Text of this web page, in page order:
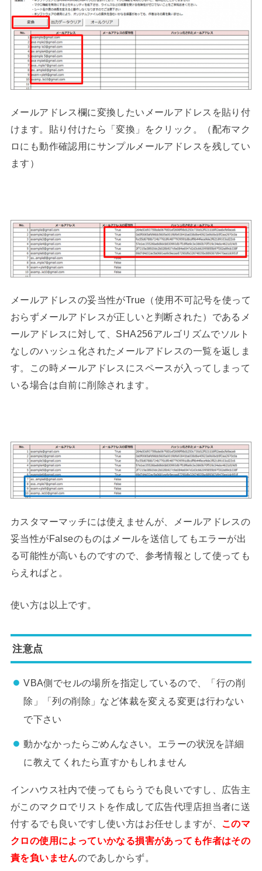
メールアドレス欄に変換したいメールアドレスを貼り付
けます。貼り付けたら「変換」をクリック。（配布マク
ロにも動作確認用にサンプルメールアドレスを残してい
ます）
メールアドレスの妥当性がTrue（使用不可記号を使って
おらずメールアドレスが正しいと判断された）であるメ
ールアドレスに対して、SHA256アルゴリズムでソルト
なしのハッシュ化されたメールアドレスの一覧を返しま
す。この時メールアドレスにスペースが入ってしまって
いる場合は自前に削除されます。
カスタマーマッチには使えませんが、メールアドレスの
妥当性がFalseのものはメールを送信してもエラーが出
る可能性が高いものですので、参考情報として使っても
らえればと。
使い方は以上です。
注意点
VBA側でセルの場所を指定しているので、「行の削
除」「列の削除」など体裁を変える変更は行わない
で下さい
動かなかったらごめんなさい。エラーの状況を詳細
に教えてくれたら直すかもしれません
インハウス社内で使ってもらうでも良いですし、広告主
がこのマクロでリストを作成して広告代理店担当者に送
付するでも良いですし使い方はお任せしますが、
このマ
クロの使用によっていかなる損害があっても作者はその
責を負いませんのであしからず。